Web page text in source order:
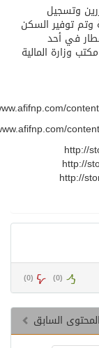
السكن
في أحد
المالية
(
0
)
السابق